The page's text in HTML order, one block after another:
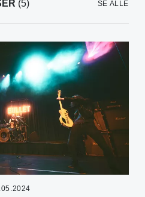
(5) SE ALLE